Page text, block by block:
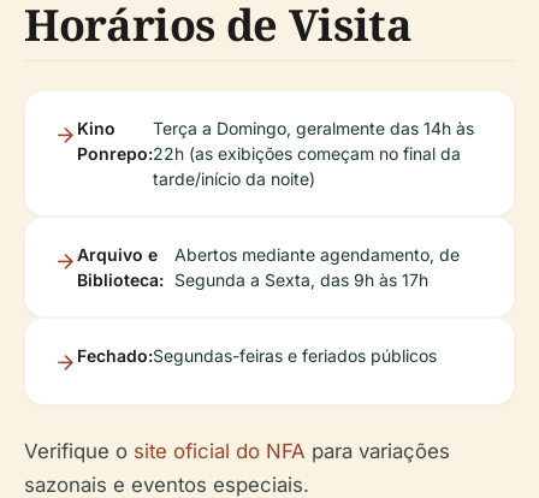
Horários de Visita
Kino
Ponrepo:
Terça a Domingo, geralmente das 14h às
22h (as exibições começam no final da
tarde/início da noite)
Arquivo e
Biblioteca:
Abertos mediante agendamento, de
Segunda a Sexta, das 9h às 17h
Fechado:Segundas-feiras e feriados públicos
Verifique o site oficial do NFA para variações
sazonais e eventos especiais.